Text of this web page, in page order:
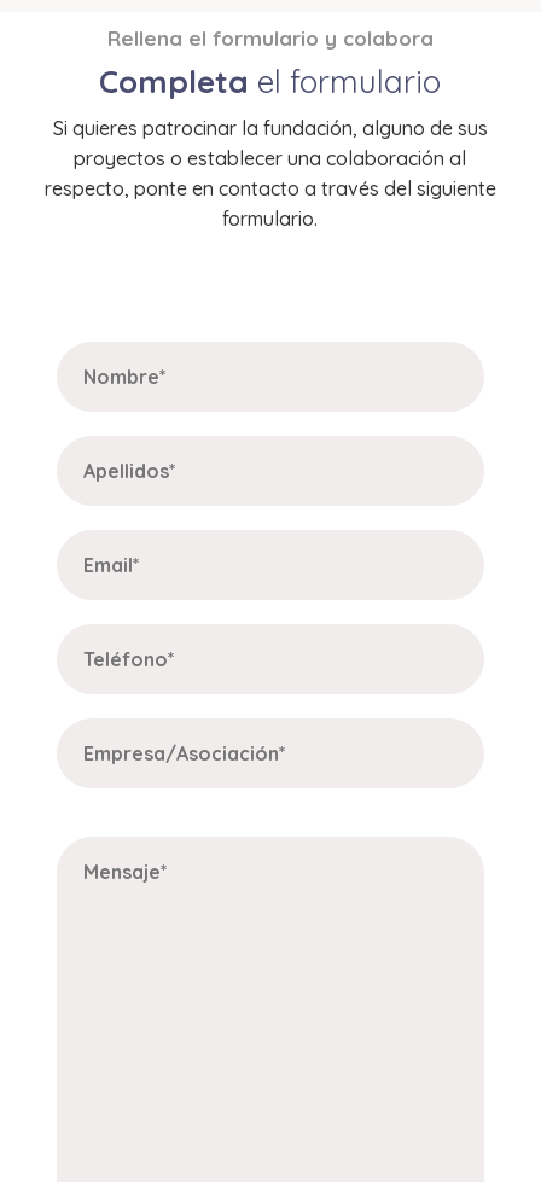
Rellena el formulario y colabora
Completa el formulario
Si quieres patrocinar la fundación, alguno de sus
proyectos o establecer una colaboración al
respecto, ponte en contacto a través del siguiente
formulario.